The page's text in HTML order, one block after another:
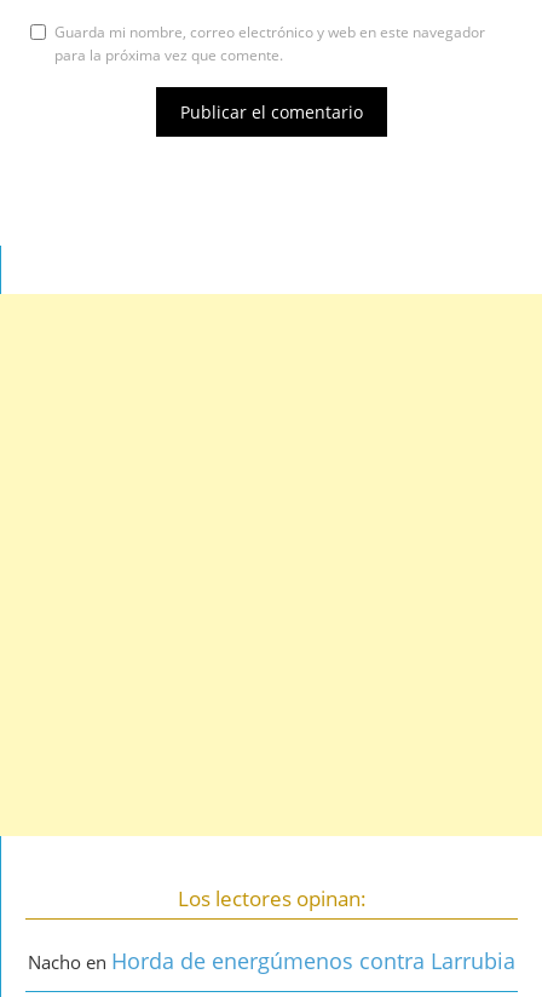
Guarda mi nombre, correo electrónico y web en este navegador
para la próxima vez que comente.
Los lectores opinan:
Nacho en Horda de energúmenos contra Larrubia